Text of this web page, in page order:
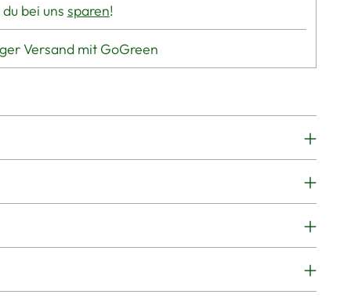
bei uns sparen!
Versand mit GoGreen